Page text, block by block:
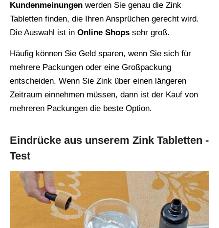
Kundenmeinungen werden Sie genau die Zink
Tabletten finden, die Ihren Ansprüchen gerecht wird.
Die Auswahl ist in Online Shops sehr groß.
Häufig können Sie Geld sparen, wenn Sie sich für
mehrere Packungen oder eine Großpackung
entscheiden. Wenn Sie Zink über einen längeren
Zeitraum einnehmen müssen, dann ist der Kauf von
mehreren Packungen die beste Option.
Eindrücke aus unserem Zink Tabletten -
Test